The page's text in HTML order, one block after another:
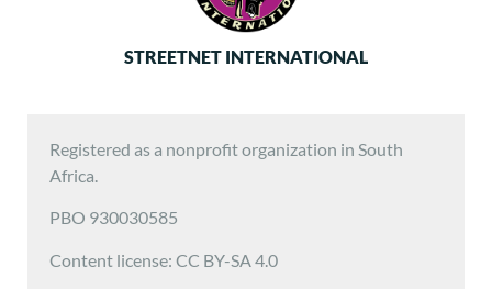
STREETNET INTERNATIONAL
Registered as a nonprofit organization in South
Africa.
PBO 930030585
Content license: CC BY-SA 4.0